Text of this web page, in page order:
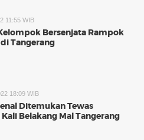
11:55 WIB
Bersenjata Rampok
Tangerang
18:09 WIB
Ditemukan Tewas
Belakang Mal Tangerang